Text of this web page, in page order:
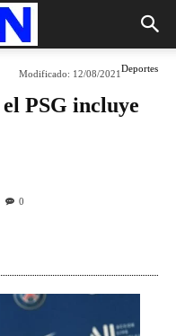
Deportes
Modificado: 12/08/2021
PSG incluye
0